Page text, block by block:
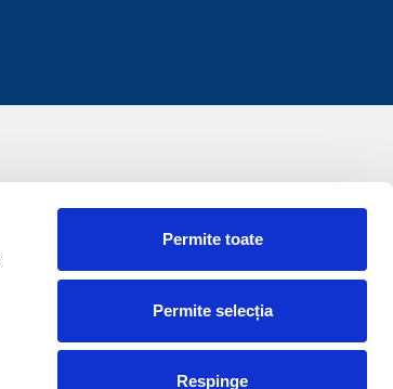
Permite toate
Permite selecția
Respinge